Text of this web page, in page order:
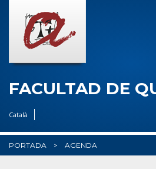
INFORMACIÓN PARA
I+D+I
FACULTAD DE
Català
PORTADA AGENDA